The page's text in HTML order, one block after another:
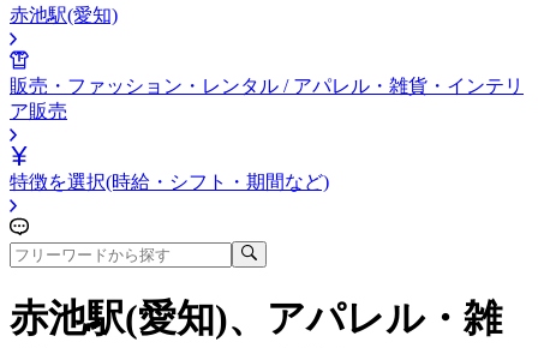
赤池駅(愛知)
販売・ファッション・レンタル / アパレル・雑貨・インテリ
ア販売
特徴を選択(時給・シフト・期間など)
赤池駅(愛知)、アパレル・雑